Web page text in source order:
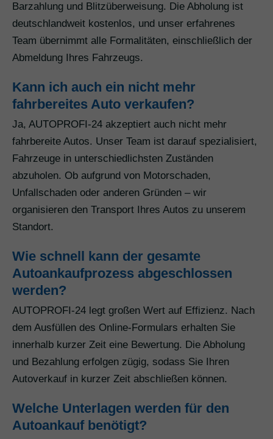
Barzahlung und Blitzüberweisung. Die Abholung ist
deutschlandweit kostenlos, und unser erfahrenes
Team übernimmt alle Formalitäten, einschließlich der
Abmeldung Ihres Fahrzeugs.
Kann ich auch ein nicht mehr
fahrbereites Auto verkaufen?
Ja, AUTOPROFI-24 akzeptiert auch nicht mehr
fahrbereite Autos. Unser Team ist darauf spezialisiert,
Fahrzeuge in unterschiedlichsten Zuständen
abzuholen. Ob aufgrund von Motorschaden,
Unfallschaden oder anderen Gründen – wir
organisieren den Transport Ihres Autos zu unserem
Standort.
Wie schnell kann der gesamte
Autoankaufprozess abgeschlossen
werden?
AUTOPROFI-24 legt großen Wert auf Effizienz. Nach
dem Ausfüllen des Online-Formulars erhalten Sie
innerhalb kurzer Zeit eine Bewertung. Die Abholung
und Bezahlung erfolgen zügig, sodass Sie Ihren
Autoverkauf in kurzer Zeit abschließen können.
Welche Unterlagen werden für den
Autoankauf benötigt?